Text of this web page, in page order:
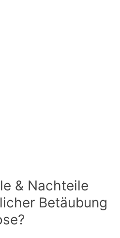
& Nachteile
Betäubung